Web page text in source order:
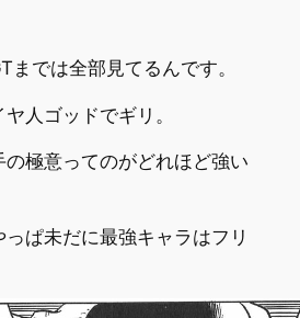
までは全部見てるんです。
人ゴッドでギリ。
極意ってのがどれほど強い
ぱ未だに最強キャラはフリ